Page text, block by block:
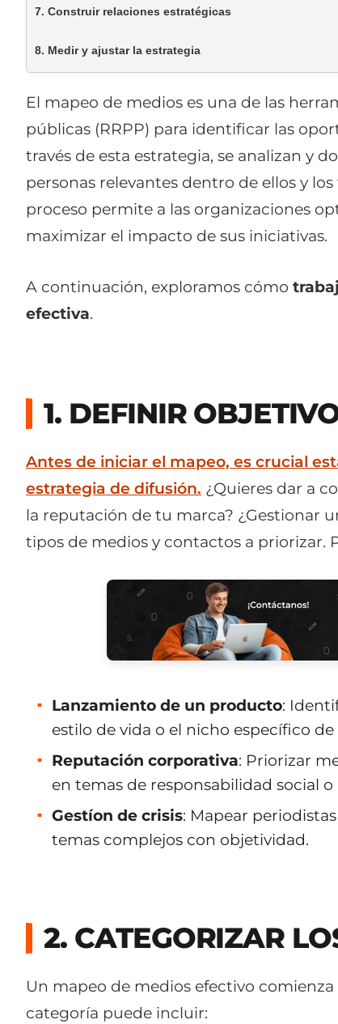
7. Construir relaciones estratégicas
8. Medir y ajustar la estrategia
El mapeo de medios es una de las
públicas (RRPP) para identificar las
través de esta estrategia, se analizan y
personas relevantes dentro de ellos y
proceso permite a las organizaciones
maximizar el impacto de sus iniciativas.
A continuación, exploramos cómo
efectiva.
1. DEFINIR
Antes de iniciar el mapeo, es crucial
estrategia de difusión. ¿Quieres dar a
la reputación de tu marca? ¿Gestionar
tipos de medios y contactos a priorizar.
Lanzamiento de un producto:
estilo de vida o el nicho específico
Reputación corporativa: Priorizar
en temas de responsabilidad social
Gestíon de crisis: Mapear
temas complejos con objetividad.
2. CATEGORIZAR
Un mapeo de medios efectivo
categoría puede incluir: